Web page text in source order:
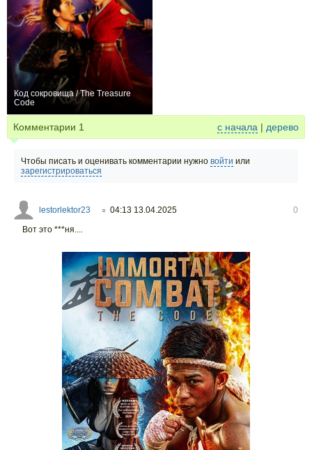
Код сокровища / The Treasure
Code
Комментарии 1 с начала | дерево
Чтобы писать и оценивать комментарии нужно войти или
зарегистрироваться
lestorlektor23 ○ 04:13 13.04.2025
0
Вот это ***ня....